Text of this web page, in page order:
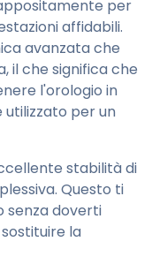
per
affidabili.
avanzata che
il che significa che
l'orologio in
utilizzato per un
stabilità di
Questo ti
senza doverti
la